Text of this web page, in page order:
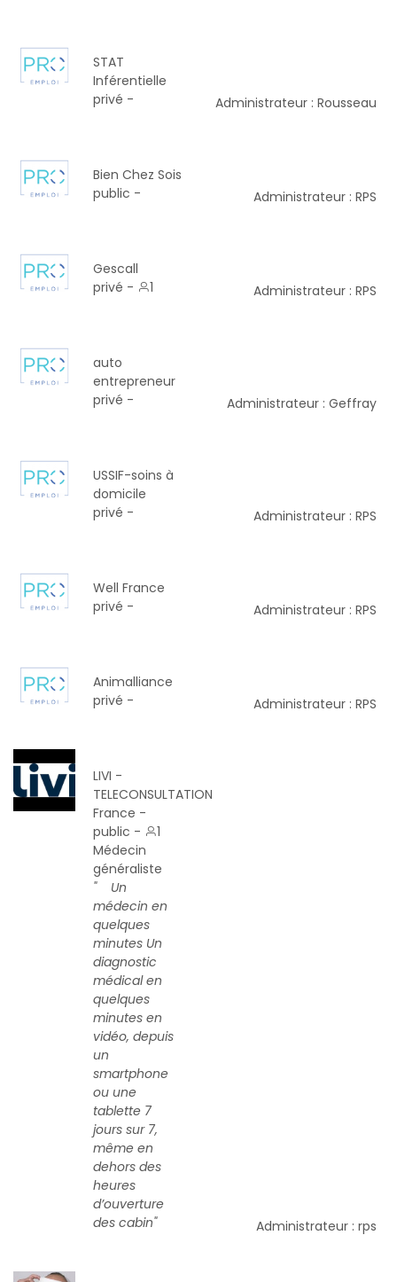
STAT
Inférentielle
privé -
Administrateur : Rousseau
Bien Chez Sois
public -
Administrateur : RPS
Gescall
privé -
1 Administrateur : RPS
auto
entrepreneur
privé -
Administrateur : Geffray
USSIF-soins à
domicile
privé -
Administrateur : RPS
Well France
privé -
Administrateur : RPS
Animalliance
privé -
Administrateur : RPS
LIVI -
TELECONSULTATION
France -
public -
1
Médecin
généraliste
" Un
médecin en
quelques
minutes Un
diagnostic
médical en
quelques
minutes en
vidéo, depuis
un
smartphone
ou une
tablette 7
jours sur 7,
même en
dehors des
heures
d’ouverture
des cabin"
Administrateur : rps